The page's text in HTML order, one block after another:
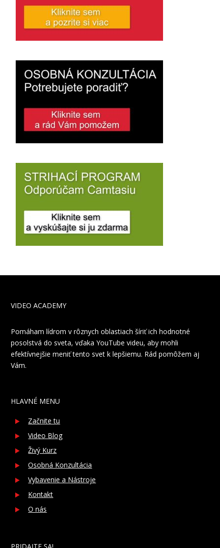
VIDEO ACADEMY
Pomáham lídrom v rôznych oblastiach šíriť ich hodnotné
posolstvá do sveta, vďaka YouTube videu, aby mohli
efektívnejšie meniť tento svet k lepšiemu. Rád pomôžem aj
Vám.
HLAVNÉ MENU
Začnite tu
Video Blog
Živý Kurz
Osobná Konzultácia
Vybavenie a Nástroje
Kontakt
O nás